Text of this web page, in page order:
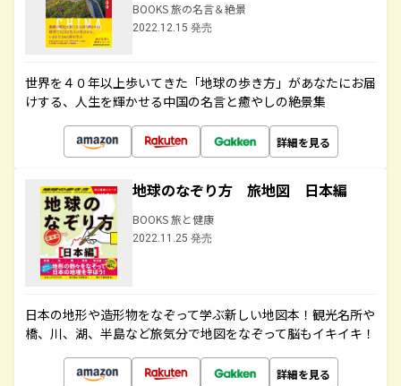
BOOKS 旅の名言＆絶景
2022.12.15 発売
世界を４０年以上歩いてきた「地球の歩き方」があなたにお届
けする、人生を輝かせる中国の名言と癒やしの絶景集
詳細を見る
地球のなぞり方 旅地図 日本編
BOOKS 旅と健康
2022.11.25 発売
日本の地形や造形物をなぞって学ぶ新しい地図本！観光名所や
橋、川、湖、半島など旅気分で地図をなぞって脳もイキイキ！
詳細を見る